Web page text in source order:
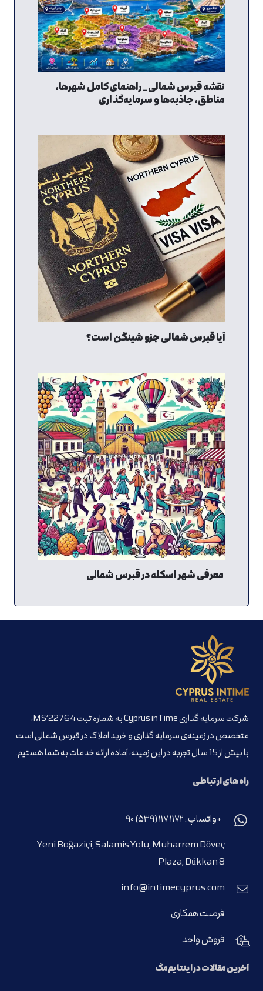
نقشه قبرس شمالی _ راهنمای کامل شهرها،
مناطق، جاذبه‌ها و سرمایه‌گذاری
آیا قبرس شمالی جزو شینگن است؟
معرفی شهر اسکله در قبرس شمالی
شرکت سرمایه گذاری Cyprus inTime به شماره ثبت MS’22764،
متخصص در زمینه‌ی سرمایه گذاری و خرید املاک در قبرس شمالی است.
با بیش از 15 سال تجربه در این زمینه، آماده ارائه خدمات به شما هستیم.
راه‌های ارتباطی
+واتساپ : ۱۱۷۲ ۱۱۷ (۵۳۹) ۹۰
Yeni Boğaziçi, Salamis Yolu, Muharrem Döveç
Plaza, Dükkan 8
info@intimecyprus.com
فرصت همکاری
فروش واحد
آخرین مقالات در اینتایم‌مگ